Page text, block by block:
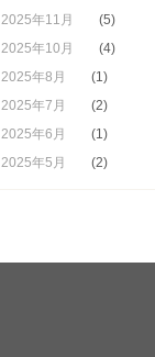
2025年11月
(5)
2025年10月
(4)
2025年8月
(1)
2025年7月
(2)
2025年6月
(1)
2025年5月
(2)